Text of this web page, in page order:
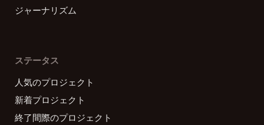
ジャーナリズム
ステータス
人気のプロジェクト
新着プロジェクト
終了間際のプロジェクト